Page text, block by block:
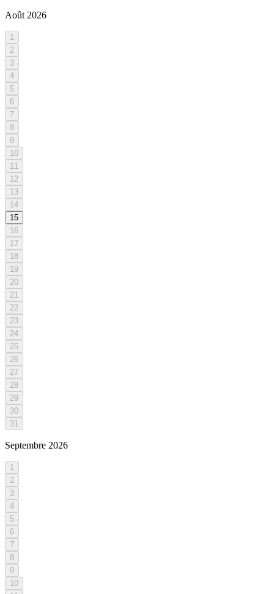
Août 2026
1
2
3
4
5
6
7
8
9
10
11
12
13
14
15
16
17
18
19
20
21
22
23
24
25
26
27
28
29
30
31
Septembre 2026
1
2
3
4
5
6
7
8
9
10